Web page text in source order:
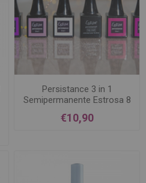
Persistance 3 in 1
Semipermanente Estrosa 8
€10,90